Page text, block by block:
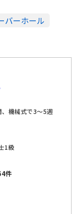
バーホール
機械式で3～5週
1級
件